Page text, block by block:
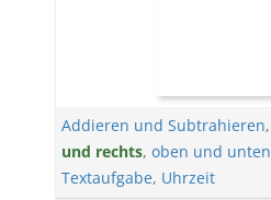
Addieren und Subtrahieren,
und rechts, oben und unten
Textaufgabe, Uhrzeit